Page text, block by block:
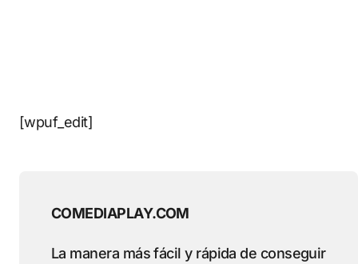
[wpuf_edit]
COMEDIAPLAY.COM
La manera más fácil y rápida de conseguir